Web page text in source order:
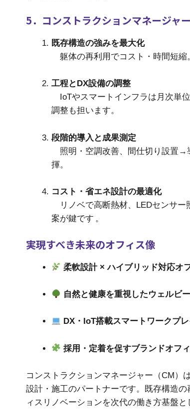
5．コンストラクションマネージャ
既存構造の強みを最大化
躯体の再利用でコスト・時間短縮
工程とDX設備の調整
IoTやスマートインフラは月次単
調整も担います。
段階的導入と成果測定
照明・空調改善、間仕切り設置→
揮。
コスト・省エネ設計の最適化
リノベで高断熱材、LEDセンサー
案が鍵です 。
実現すべき未来のオフィス像
柔軟設計 × ハイブリッド対応オ
自然と健康を重視したウェルビ
DX・IoT搭載スマートワークプ
採用・定着を促すブランドオフ
コンストラクションマネージャー（CM）
設計・施工のパートナーです。既存構造
ィスリノベーションを次代の働き方基盤と